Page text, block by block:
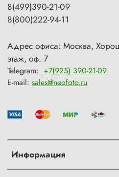
Информация
8(499)390-21-09
8(800)222-94-11
Адрес офиса: Москва,
этаж, оф. 7
Telegram: +7(925) 390-21-09
E-mail: sales@neofoto.ru